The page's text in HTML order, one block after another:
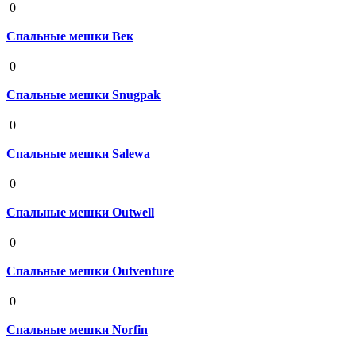
0
Спальные мешки Век
0
Спальные мешки Snugpak
0
Спальные мешки Salewa
0
Спальные мешки Outwell
0
Спальные мешки Outventure
0
Спальные мешки Norfin